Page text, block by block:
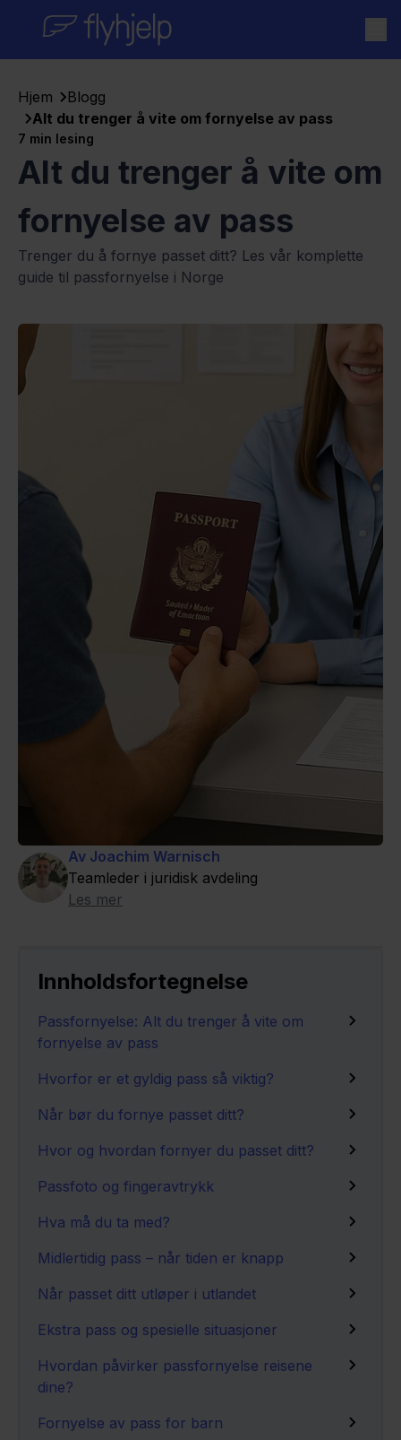
Skip to content
Hjem
Blogg
Alt du trenger å vite om fornyelse av pass
7 min lesing
Alt du trenger å vite om
fornyelse av pass
Trenger du å fornye passet ditt? Les vår komplette
guide til passfornyelse i Norge
Av Joachim Warnisch
Teamleder i juridisk avdeling
Les mer
Innholdsfortegnelse
Passfornyelse: Alt du trenger å vite om
fornyelse av pass
Hvorfor er et gyldig pass så viktig?
Når bør du fornye passet ditt?
Hvor og hvordan fornyer du passet ditt?
Passfoto og fingeravtrykk
Hva må du ta med?
Midlertidig pass – når tiden er knapp
Når passet ditt utløper i utlandet
Ekstra pass og spesielle situasjoner
Hvordan påvirker passfornyelse reisene
dine?
Fornyelse av pass for barn